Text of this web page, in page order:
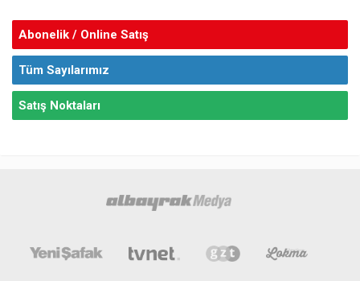
Abonelik / Online Satış
Tüm Sayılarımız
Satış Noktaları